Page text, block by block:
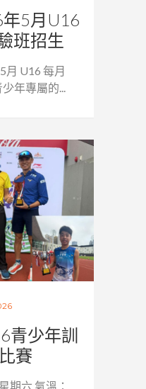
5月U16
班招生
月 U16 每月
年專屬的...
青少年訓
賽
期六 氣溫：